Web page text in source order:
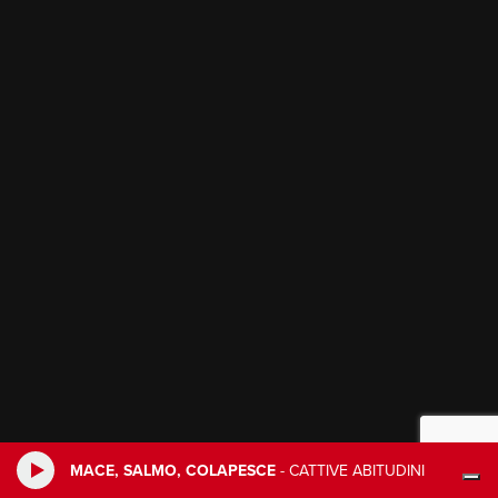
MACE, SALMO, COLAPESCE - CATTIVE ABITUDINI